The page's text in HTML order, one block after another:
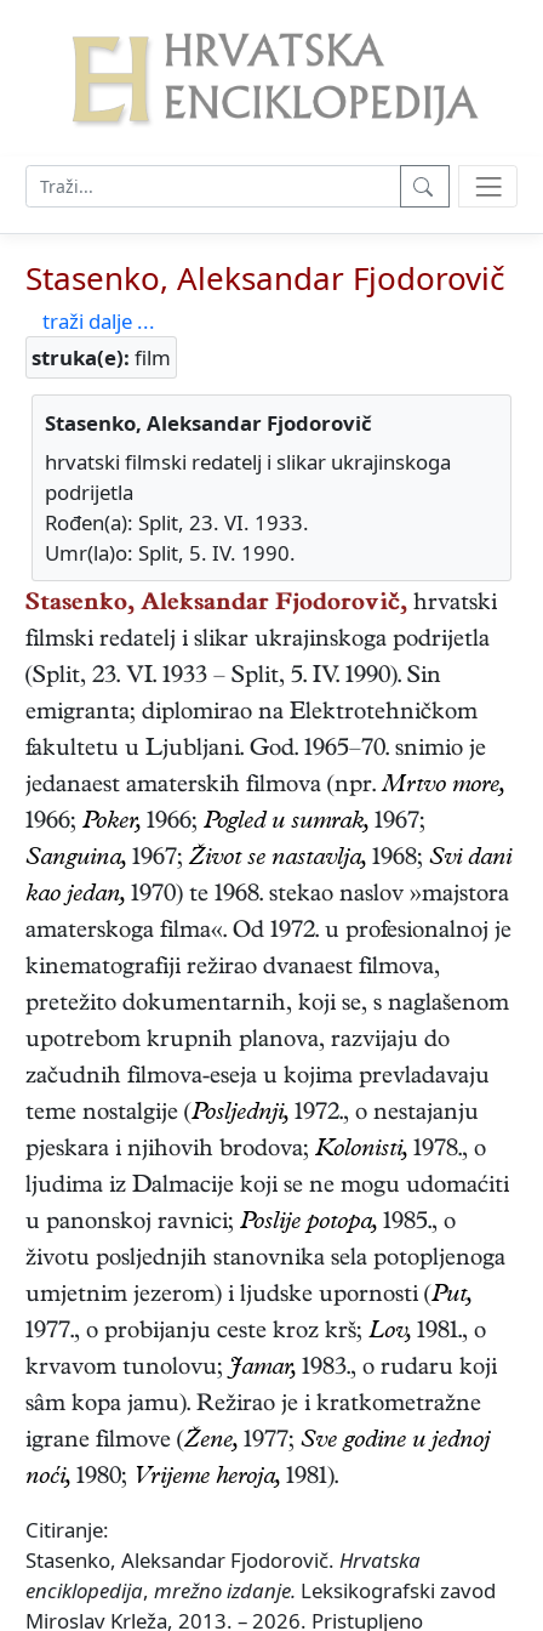
Stasenko, Aleksandar Fjodorovič
traži dalje ...
struka(e): film
Stasenko, Aleksandar Fjodorovič
hrvatski filmski redatelj i slikar ukrajinskoga
podrijetla
Rođen(a): Split, 23. VI. 1933.
Umr(la)o: Split, 5. IV. 1990.
Stasenko, Aleksandar Fjodorovič, hrvatski
filmski redatelj i slikar ukrajinskoga podrijetla
(Split, 23. VI. 1933 – Split, 5. IV. 1990). Sin
emigranta; diplomirao na Elektrotehničkom
fakultetu u Ljubljani. God. 1965–70. snimio je
jedanaest amaterskih filmova (npr.Mrtvo more,
1966; Poker, 1966; Pogled u sumrak, 1967;
Sanguina, 1967;Život se nastavlja, 1968; Svi dani
kao jedan, 1970) te 1968. stekao naslov »majstora
amaterskoga filma«. Od 1972. u profesionalnoj je
kinematografiji režirao dvanaest filmova,
pretežito dokumentarnih, koji se, s naglašenom
upotrebom krupnih planova, razvijaju do
začudnih filmova-eseja u kojima prevladavaju
teme nostalgije (Posljednji, 1972., o nestajanju
pjeskara i njihovih brodova; Kolonisti, 1978., o
ljudima iz Dalmacije koji se ne mogu udomaćiti
u panonskoj ravnici; Poslije potopa, 1985., o
životu posljednjih stanovnika sela potopljenoga
umjetnim jezerom) i ljudske upornosti (Put,
1977., o probijanju ceste kroz krš; Lov, 1981., o
krvavom tunolovu;Jamar, 1983., o rudaru koji
sâm kopa jamu). Režirao je i kratkometražne
igrane filmove (Žene, 1977; Sve godine u jednoj
noći, 1980; Vrijeme heroja, 1981).
Citiranje:
Stasenko, Aleksandar Fjodorovič. Hrvatska
enciklopedija, mrežno izdanje. Leksikografski zavod
Miroslav Krleža, 2013. – 2026. Pristupljeno